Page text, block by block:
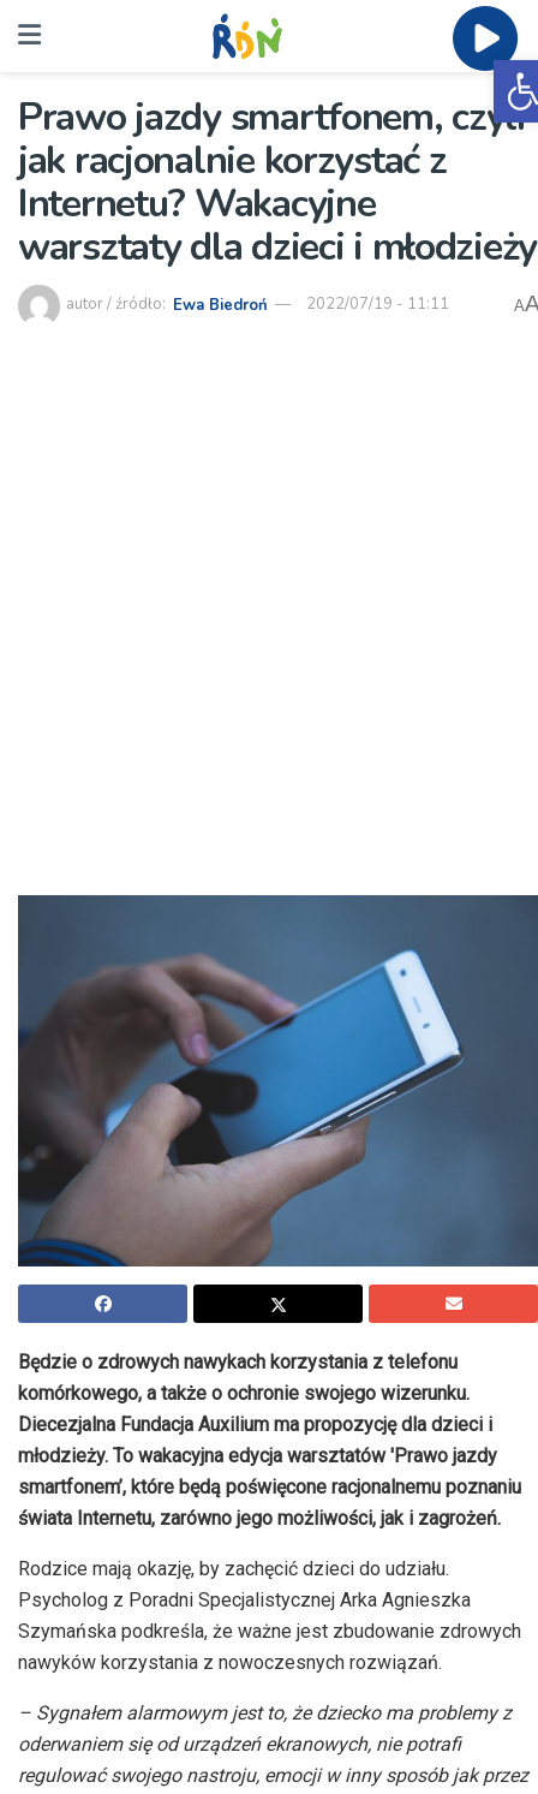
Prawo jazdy smartfonem, czyli
jak racjonalnie korzystać z
Internetu? Wakacyjne
warsztaty dla dzieci i młodzieży
autor / źródło: Ewa Biedroń 2022/07/19 - 11:11 A
Będzie o zdrowych nawykach korzystania z telefonu
komórkowego, a także o ochronie swojego wizerunku.
Diecezjalna Fundacja Auxilium ma propozycję dla dzieci i
młodzieży. To wakacyjna edycja warsztatów 'Prawo jazdy
smartfonem’, które będą poświęcone racjonalnemu poznaniu
świata Internetu, zarówno jego możliwości, jak i zagrożeń.
Rodzice mają okazję, by zachęcić dzieci do udziału.
Psycholog z Poradni Specjalistycznej Arka Agnieszka
Szymańska podkreśla, że ważne jest zbudowanie zdrowych
nawyków korzystania z nowoczesnych rozwiązań.
– Sygnałem alarmowym jest to, że dziecko ma problemy z
oderwaniem się od urządzeń ekranowych, nie potrafi
regulować swojego nastroju, emocji w inny sposób jak przez